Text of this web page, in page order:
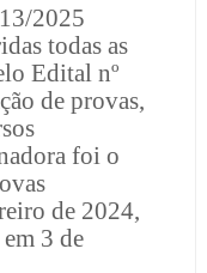
2025
todas as
Edital nº
de provas,
foi o
de 2024,
3 de